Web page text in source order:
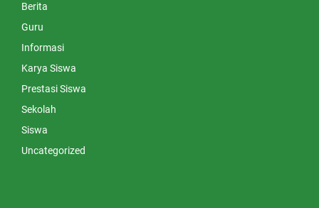
Berita
Guru
Informasi
Karya Siswa
Prestasi Siswa
Sekolah
Siswa
Uncategorized